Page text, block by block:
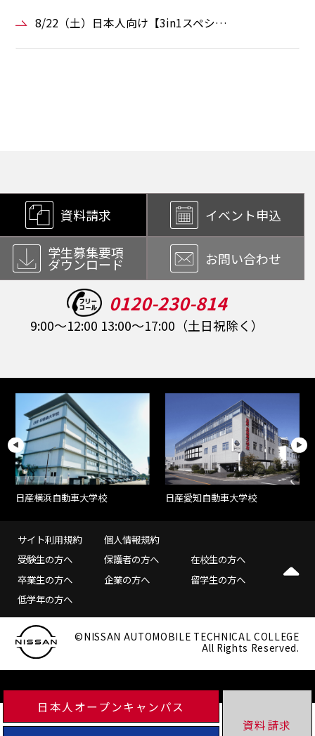
8/22（土）日本人向け【3in1スペシ…
資料請求
日本人オープンキャンパス
資料請求 イベント申込
学生募集要項
ダウンロード お問い合わせ
0120-230-814
9:00～12:00 13:00～17:00（土日祝除く）
日産横浜自動車大学校 日産愛知自動車大学校
サイト利用規約
個人情報規約
受験生の方へ
保護者の方へ
在校生の方へ
卒業生の方へ
企業の方へ
留学生の方へ
低学年の方へ
©NISSAN AUTOMOBILE TECHNICAL COLLEGE
All Rights Reserved.